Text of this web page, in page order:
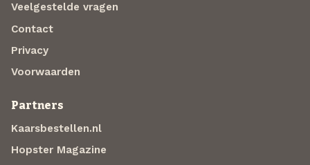
Veelgestelde vragen
Contact
Privacy
Voorwaarden
Partners
Kaarsbestellen.nl
Hopster Magazine